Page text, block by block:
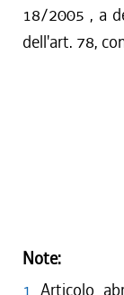
18/2005 , a
dell'art. 78,
Note:
1 Articolo